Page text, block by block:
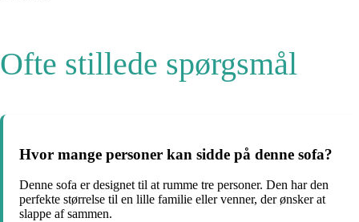
Ofte stillede spørgsmål
Hvor mange personer kan sidde på denne sofa?
Denne sofa er designet til at rumme tre personer. Den har den
perfekte størrelse til en lille familie eller venner, der ønsker at
slappe af sammen.